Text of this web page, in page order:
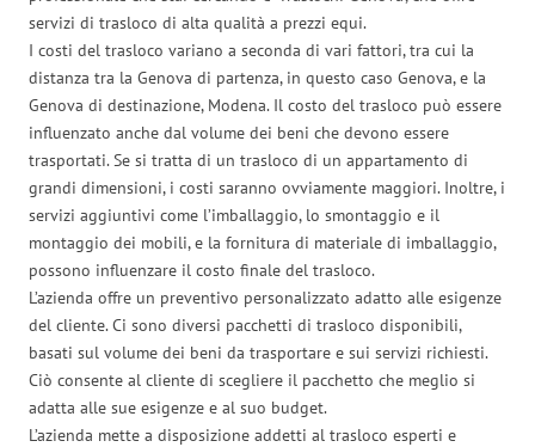
servizi di trasloco di alta qualità a prezzi equi.
I costi del trasloco variano a seconda di vari fattori, tra cui la
distanza tra la Genova di partenza, in questo caso Genova, e la
Genova di destinazione, Modena. Il costo del trasloco può essere
influenzato anche dal volume dei beni che devono essere
trasportati. Se si tratta di un trasloco di un appartamento di
grandi dimensioni, i costi saranno ovviamente maggiori. Inoltre, i
servizi aggiuntivi come l’imballaggio, lo smontaggio e il
montaggio dei mobili, e la fornitura di materiale di imballaggio,
possono influenzare il costo finale del trasloco.
L’azienda offre un preventivo personalizzato adatto alle esigenze
del cliente. Ci sono diversi pacchetti di trasloco disponibili,
basati sul volume dei beni da trasportare e sui servizi richiesti.
Ciò consente al cliente di scegliere il pacchetto che meglio si
adatta alle sue esigenze e al suo budget.
L’azienda mette a disposizione addetti al trasloco esperti e